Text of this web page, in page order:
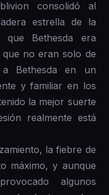
consolidó al
estrella de la
que Bethesda era
no eran solo de
Bethesda en un
y familiar en los
la mejor suerte
realmente está
la fiebre de
máximo, y aunque
algunos